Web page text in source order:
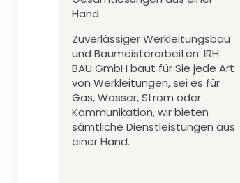
Hand
Zuverlässiger Werkleitungsbau
und Baumeisterarbeiten: IRH
BAU GmbH baut für Sie jede Art
von Werkleitungen, sei es für
Gas, Wasser, Strom oder
Kommunikation, wir bieten
sämtliche Dienstleistungen aus
einer Hand.